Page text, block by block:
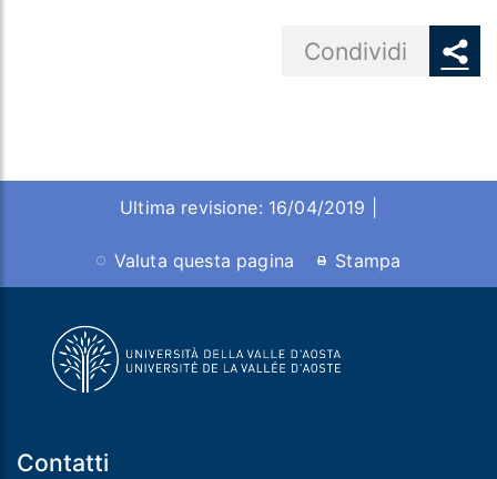
Condividi
Ultima revisione: 16/04/2019 |
Valuta questa pagina Stampa
Contatti